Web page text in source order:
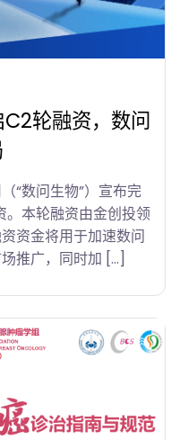
轮融资，数问
“数问生物”）宣布完
。本轮融资由金创投领
资金将用于加速数问
推广，同时加 […]